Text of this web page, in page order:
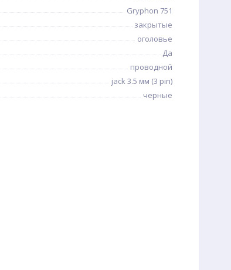
Gryphon 751
закрытые
оголовье
Да
проводной
jack 3.5 мм (3 pin)
черные